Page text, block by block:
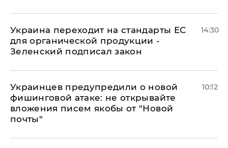
Украина переходит на стандарты ЕС
для органической продукции -
Зеленский подписал закон
14:30
Украинцев предупредили о новой
фишинговой атаке: не открывайте
вложения писем якобы от "Новой
почты"
10:12